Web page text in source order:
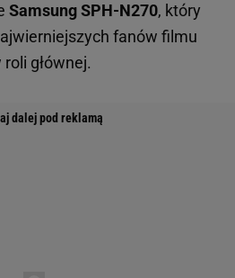
Samsung SPH-N270, który
fanów filmu
głównej.